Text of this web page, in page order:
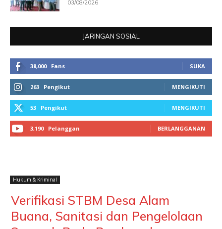
03/08/2026
JARINGAN SOSIAL
38,000 Fans SUKA
263 Pengikut MENGIKUTI
53 Pengikut MENGIKUTI
3,190 Pelanggan BERLANGGANAN